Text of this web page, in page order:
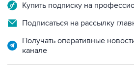
Купить подписку на
Подписаться на рассылку
Получать оперативные
канале